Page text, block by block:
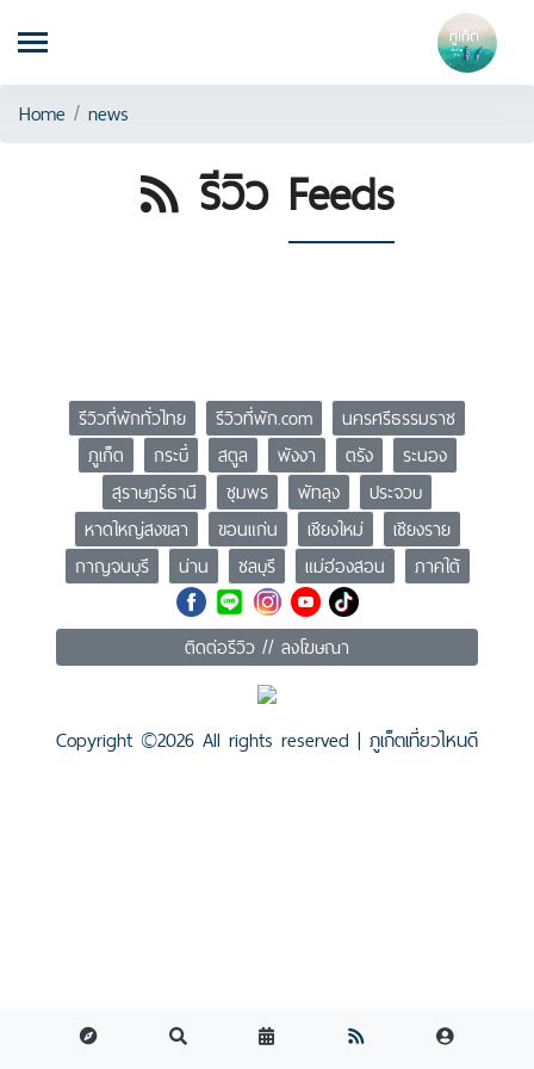
Home / news
รีวิว Feeds
รีวิวที่พักทั่วไทย รีวิวที่พัก.com
นครศรีธรรมราช
ภูเก็ต
กระบี่ สตูล พังงา ตรัง
ระนอง
สุราษฎร์ธานี
ชุมพร พัทลุง
ประจวบ
หาดใหญ่สงขลา
ขอนแก่น เชียงใหม่
เชียงราย
กาญจนบุรี
น่าน ชลบุรี แม่ฮ่องสอน ภาคใต้
ติดต่อรีวิว // ลงโฆษณา
Copyright ©2026 All rights reserved | ภูเก็ตเที่ยวไหนดี